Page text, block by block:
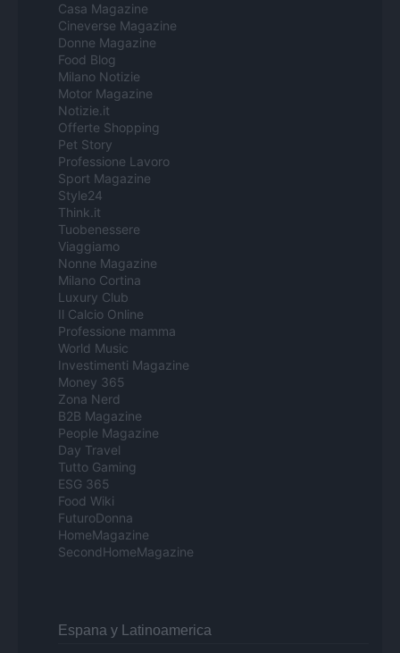
Casa Magazine
Cineverse Magazine
Donne Magazine
Food Blog
Milano Notizie
Motor Magazine
Notizie.it
Offerte Shopping
Pet Story
Professione Lavoro
Sport Magazine
Style24
Think.it
Tuobenessere
Viaggiamo
Nonne Magazine
Milano Cortina
Luxury Club
Il Calcio Online
Professione mamma
World Music
Investimenti Magazine
Money 365
Zona Nerd
B2B Magazine
People Magazine
Day Travel
Tutto Gaming
ESG 365
Food Wiki
FuturoDonna
HomeMagazine
SecondHomeMagazine
Espana y Latinoamerica